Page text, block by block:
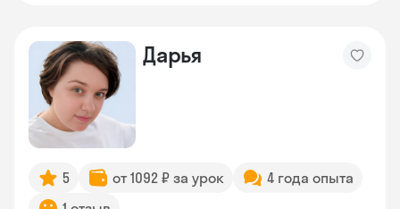
Дарья
5 от 1092 ₽ за урок
4 года опыта